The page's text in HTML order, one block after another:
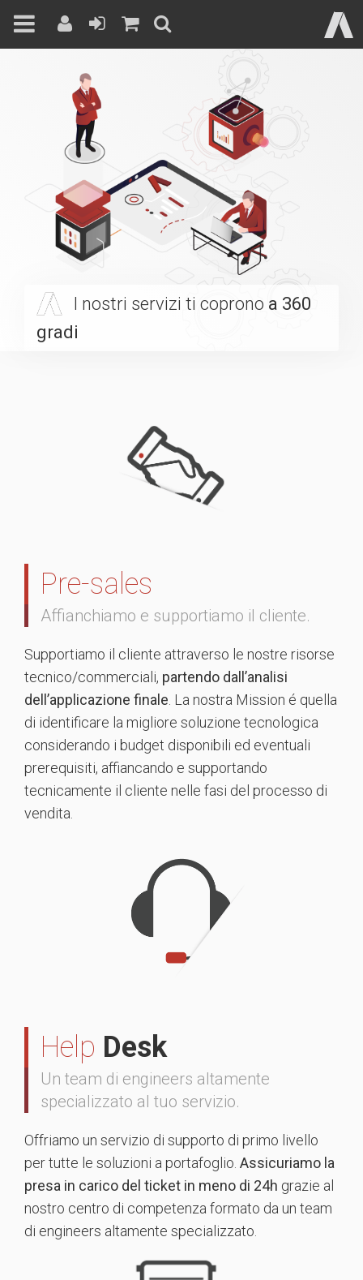
I nostri servizi ti coprono a 360
gradi
Pre-sales
Affianchiamo e supportiamo il cliente.
Supportiamo il cliente attraverso le nostre risorse
tecnico/commerciali, partendo dall’analisi
dell’applicazione finale . La nostra Mission é quella
di identificare la migliore soluzione tecnologica
considerando i budget disponibili ed eventuali
prerequisiti, affiancando e supportando
tecnicamente il cliente nelle fasi del processo di
vendita.
Help Desk
Un team di engineers altamente
specializzato al tuo servizio.
Offriamo un servizio di supporto di primo livello
per tutte le soluzioni a portafoglio. Assicuriamo la
presa in carico del ticket in meno di 24h grazie al
nostro centro di competenza formato da un team
di engineers altamente specializzato.